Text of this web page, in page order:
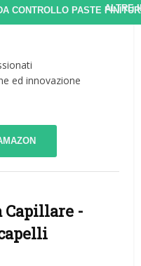
ALTRE
ed innovazione
Capillare -